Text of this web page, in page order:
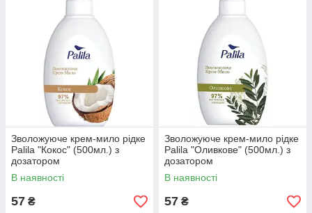
Зволожуюче крем-мило рідке
Palila "Кокос" (500мл.) з
дозатором
В наявності
57 ₴
Зволожуюче крем-мило рідке
Palila "Оливкове" (500мл.) з
дозатором
В наявності
57 ₴